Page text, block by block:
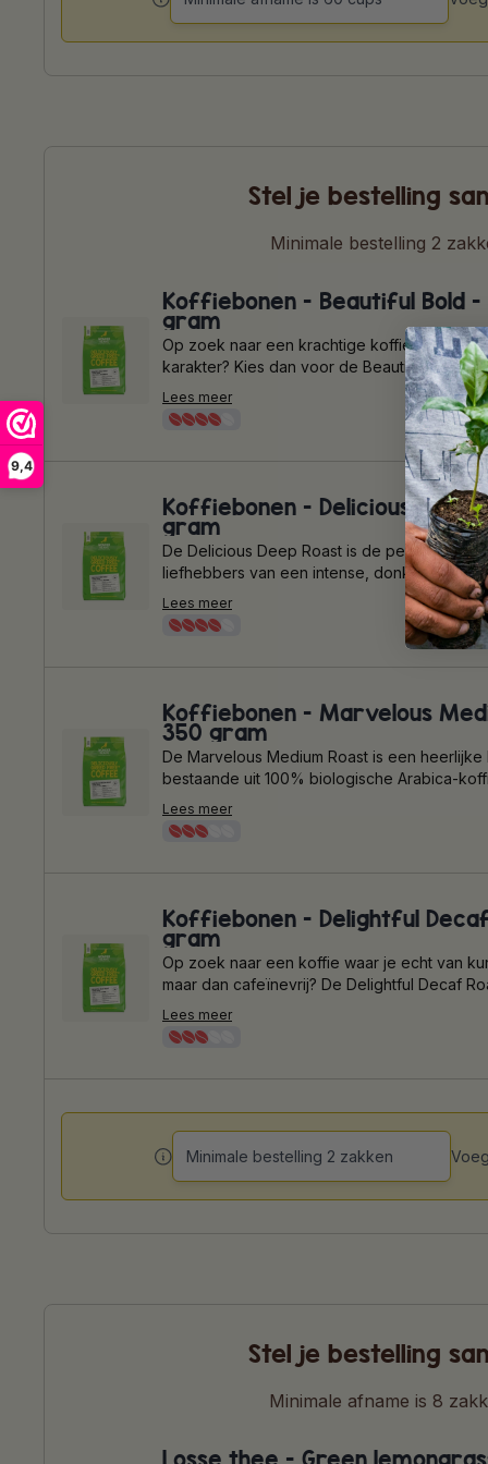
9,4
alle Nespresso® orginal geschikte machines.
de Nespresso® Vertuo of Nespresso®
Stel je bestelling
Minimale bestelling 2
Koffiebonen - Beautiful Bold -
gram
Op zoek naar een krachtige koffie met een
karakter? Kies dan voor de Beautiful Bold
Beautiful Bold is een heerlijke krachtige
van onze Wonder Farms in Peru en
is 100% biologisch en bestaat uit een blend
en Robusta bonen. De koffie wordt verpakt
zakken, die volledig recyclebaar zijn met
Kies voor Beautiful Bold Roast en geniet
hebzuchtvrij van een robuuste koffie-
Lees meer
Koffiebonen - Delicious Deep
gram
De Delicious Deep Roast is de perfecte
liefhebbers van een intense, donkere koffie.
biologische Arabica koffie afkomstig van
onder andere Peru en Oeganda. De koffie
in plasticvrije zakken, die volledig
complexe smaken.
Lees meer
Koffiebonen - Marvelous
350 gram
De Marvelous Medium Roast is een heerlijke
bestaande uit 100% biologische Arabica-
veel zorg en liefde geproduceerd door
Wonder Farms in onder andere Oeganda en
koffie wordt verpakt in plasticvrije zakken,
een zorgeloos en smaakvol koffiemoment.
Lees meer
Koffiebonen - Delightful
gram
Op zoek naar een koffie waar je echt van
maar dan cafeïnevrij? De Delightful Decaf
perfecte keuze. Rijk en zacht van smaak,
cafeïnevrij, en geschikt voor elk moment van
Delightful Decaf geniet je heerlijk
Lees meer
Minimale bestelling 2 zakken
Stel je bestelling
Minimale afname is 8
Losse thee - Green